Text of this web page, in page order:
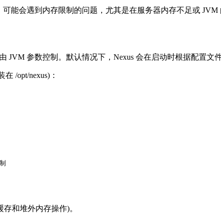
能会遇到内存限制的问题，尤其是在服务器内存不足或
JVM 参数控制。默认情况下，Nexus 会在启动时根据配置文
/opt/nexus)：
存和堆外内存操作)。